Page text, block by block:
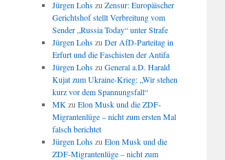
Jürgen Lohszu Zensur: Europäischer
Gerichtshof stellt Verbreitung vom
Sender „Russia Today“ unter Strafe
Jürgen Lohszu Der AfD-Parteitag in
Erfurt und die Faschisten der Antifa
Jürgen Lohszu General a.D. Harald
Kujat zum Ukraine-Krieg: „Wir stehen
kurz vor dem Spannungsfall“
MK zu Elon Musk und die ZDF-
Migrantenlüge – nicht zum ersten Mal
falsch berichtet
Jürgen Lohszu Elon Musk und die
ZDF-Migrantenlüge – nicht zum